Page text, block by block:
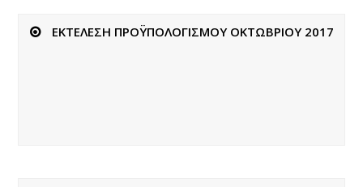
ΕΚΤΕΛΕΣΗ ΠΡΟΫΠΟΛΟΓΙΣΜΟΥ ΟΚΤΩΒΡΙΟΥ 2017